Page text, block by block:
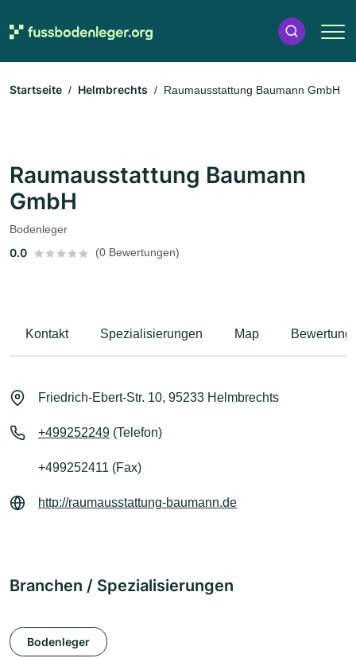
Startseite Helmbrechts Raumausstattung Baumann GmbH
Raumausstattung Baumann
GmbH
Bodenleger
0.0 (0 Bewertungen)
Kontakt Spezialisierungen Map
Friedrich-Ebert-Str. 10, 95233 Helmbrechts
+499252249 (Telefon)
+499252411 (Fax)
http://raumausstattung-baumann.de
Branchen / Spezialisierungen
Bodenleger